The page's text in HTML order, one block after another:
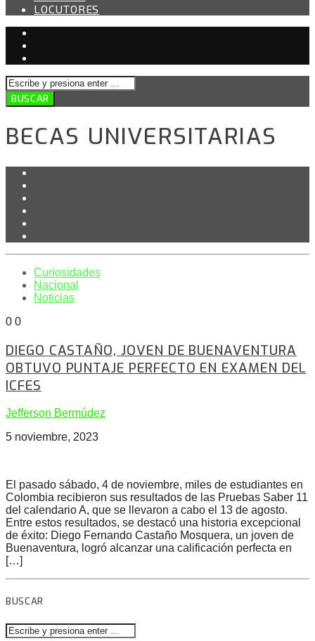
LOCUTORES
BECAS UNIVERSITARIAS
Curiosidades
Nacional
Noticias
0 0
DIEGO CASTAÑO, JOVEN DE BUENAVENTURA
OBTUVO PUNTAJE PERFECTO EN EXAMEN DEL
ICFES
Jefferson Bermúdez
5 noviembre, 2023
El pasado sábado, 4 de noviembre, miles de estudiantes en
Colombia recibieron sus resultados de las Pruebas Saber 11
del calendario A, que se llevaron a cabo el 13 de agosto.
Entre estos resultados, se destacó una historia excepcional
de éxito: Diego Fernando Castaño Mosquera, un joven de
Buenaventura, logró alcanzar una calificación perfecta en
[…]
BUSCAR